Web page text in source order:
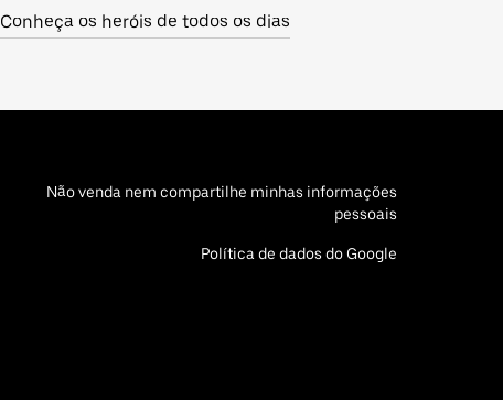
Conheça os heróis de todos os dias
Não venda nem compartilhe minhas informações
pessoais
Política de dados do Google